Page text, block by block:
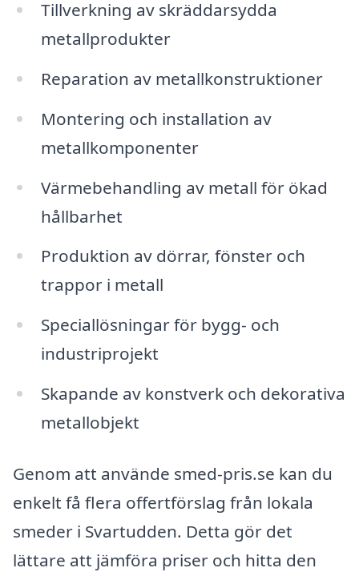
Tillverkning av skräddarsydda
metallprodukter
Reparation av metallkonstruktioner
Montering och installation av
metallkomponenter
Värmebehandling av metall för ökad
hållbarhet
Produktion av dörrar, fönster och
trappor i metall
Speciallösningar för bygg- och
industriprojekt
Skapande av konstverk och dekorativa
metallobjekt
Genom att använde smed-pris.se kan du
enkelt få flera offertförslag från lokala
smeder i Svartudden. Detta gör det
lättare att jämföra priser och hitta den